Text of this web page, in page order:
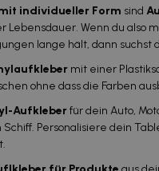
individueller Form sind
Lebensdauer. Wenn du also
lange hält, dann suchst
mit einer
ohne dass die Farben
Aufkleberfür dein Auto,
Personalisiere dein